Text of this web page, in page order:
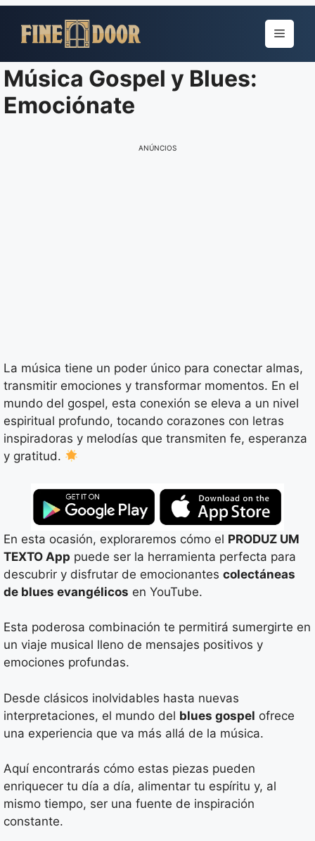
para
conteúdo
Menu
Música Gospel y Blues:
Emociónate
ANÚNCIOS
La música tiene un poder único para conectar almas,
transmitir emociones y transformar momentos. En el
mundo del gospel, esta conexión se eleva a un nivel
espiritual profundo, tocando corazones con letras
inspiradoras y melodías que transmiten fe, esperanza
y gratitud.
En esta ocasión, exploraremos cómo el PRODUZ UM
TEXTO App puede ser la herramienta perfecta para
descubrir y disfrutar de emocionantes colectáneas
de blues evangélicos en YouTube.
Esta poderosa combinación te permitirá sumergirte en
un viaje musical lleno de mensajes positivos y
emociones profundas.
Desde clásicos inolvidables hasta nuevas
interpretaciones, el mundo del blues gospel ofrece
una experiencia que va más allá de la música.
Aquí encontrarás cómo estas piezas pueden
enriquecer tu día a día, alimentar tu espíritu y, al
mismo tiempo, ser una fuente de inspiración
constante.